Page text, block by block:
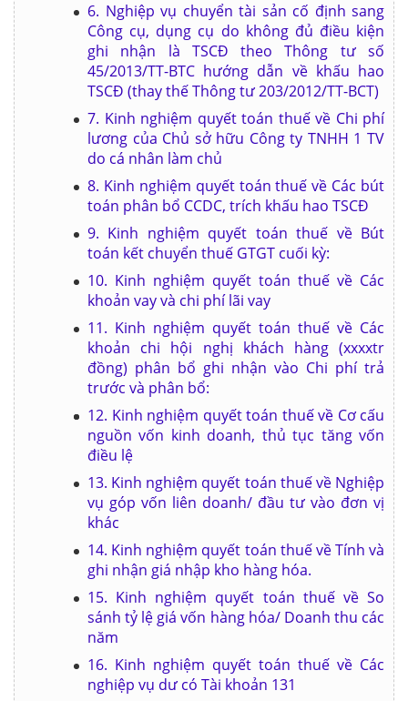
6. Nghiệp vụ chuyển tài sản cố định sang
Công cụ, dụng cụ do không đủ điều kiện
ghi nhận là TSCĐ theo Thông tư số
45/2013/TT-BTC hướng dẫn về khấu hao
TSCĐ (thay thế Thông tư 203/2012/TT-BCT)
7. Kinh nghiệm quyết toán thuế về Chi phí
lương của Chủ sở hữu Công ty TNHH 1 TV
do cá nhân làm chủ
8. Kinh nghiệm quyết toán thuế về Các bút
toán phân bổ CCDC, trích khấu hao TSCĐ
9. Kinh nghiệm quyết toán thuế về Bút
toán kết chuyển thuế GTGT cuối kỳ:
10. Kinh nghiệm quyết toán thuế về Các
khoản vay và chi phí lãi vay
11. Kinh nghiệm quyết toán thuế về Các
khoản chi hội nghị khách hàng (xxxxtr
đồng) phân bổ ghi nhận vào Chi phí trả
trước và phân bổ:
12. Kinh nghiệm quyết toán thuế về Cơ cấu
nguồn vốn kinh doanh, thủ tục tăng vốn
điều lệ
13. Kinh nghiệm quyết toán thuế về Nghiệp
vụ góp vốn liên doanh/ đầu tư vào đơn vị
khác
14. Kinh nghiệm quyết toán thuế về Tính và
ghi nhận giá nhập kho hàng hóa.
15. Kinh nghiệm quyết toán thuế về So
sánh tỷ lệ giá vốn hàng hóa/ Doanh thu các
năm
16. Kinh nghiệm quyết toán thuế về Các
nghiệp vụ dư có Tài khoản 131